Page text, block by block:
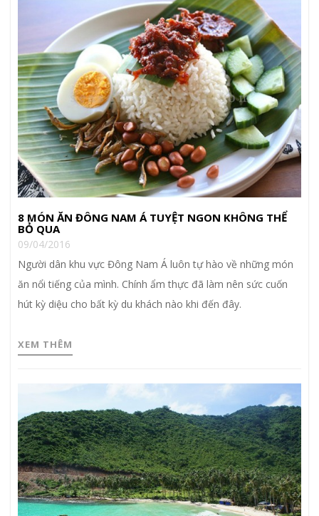
8 MÓN ĂN ĐÔNG NAM Á TUYỆT NGON KHÔNG THỂ
BỎ QUA
09/04/2016
Người dân khu vực Đông Nam Á luôn tự hào về những món
ăn nổi tiếng của mình. Chính ẩm thực đã làm nên sức cuốn
hút kỳ diệu cho bất kỳ du khách nào khi đến đây.
XEM THÊM